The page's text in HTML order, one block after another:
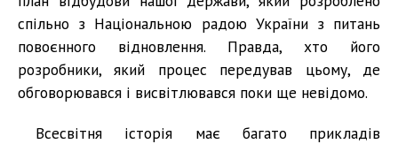
спільно з Національною радою України з питань
повоєнного відновлення. Правда, хто його
розробники, який процес передував цьому, де
обговорювався і висвітлювався поки ще невідомо.
Всесвітня історія має багато прикладів